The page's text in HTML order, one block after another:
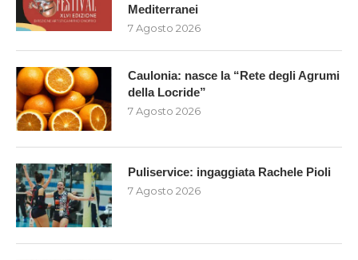
Mediterranei
7 Agosto 2026
Caulonia: nasce la “Rete degli Agrumi
della Locride”
7 Agosto 2026
Puliservice: ingaggiata Rachele Pioli
7 Agosto 2026